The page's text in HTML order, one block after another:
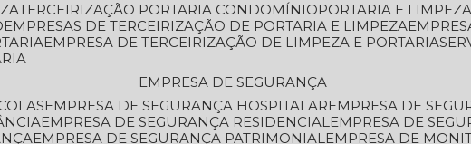
TERCEIRIZAÇÃO PORTARIA CONDOMÍNIO
PORTARIA E
EMPRESAS DE TERCEIRIZAÇÃO DE PORTARIA E LIMPEZA
EMPRESA DE TERCEIRIZAÇÃO DE LIMPEZA E PORTARIA
EMPRESA DE SEGURANÇA
EMPRESA DE SEGURANÇA HOSPITALAR
EMPRESA DE
EMPRESA DE SEGURANÇA RESIDENCIAL
EMPRESA DE
EMPRESA DE SEGURANÇA PATRIMONIAL
EMPRESA DE